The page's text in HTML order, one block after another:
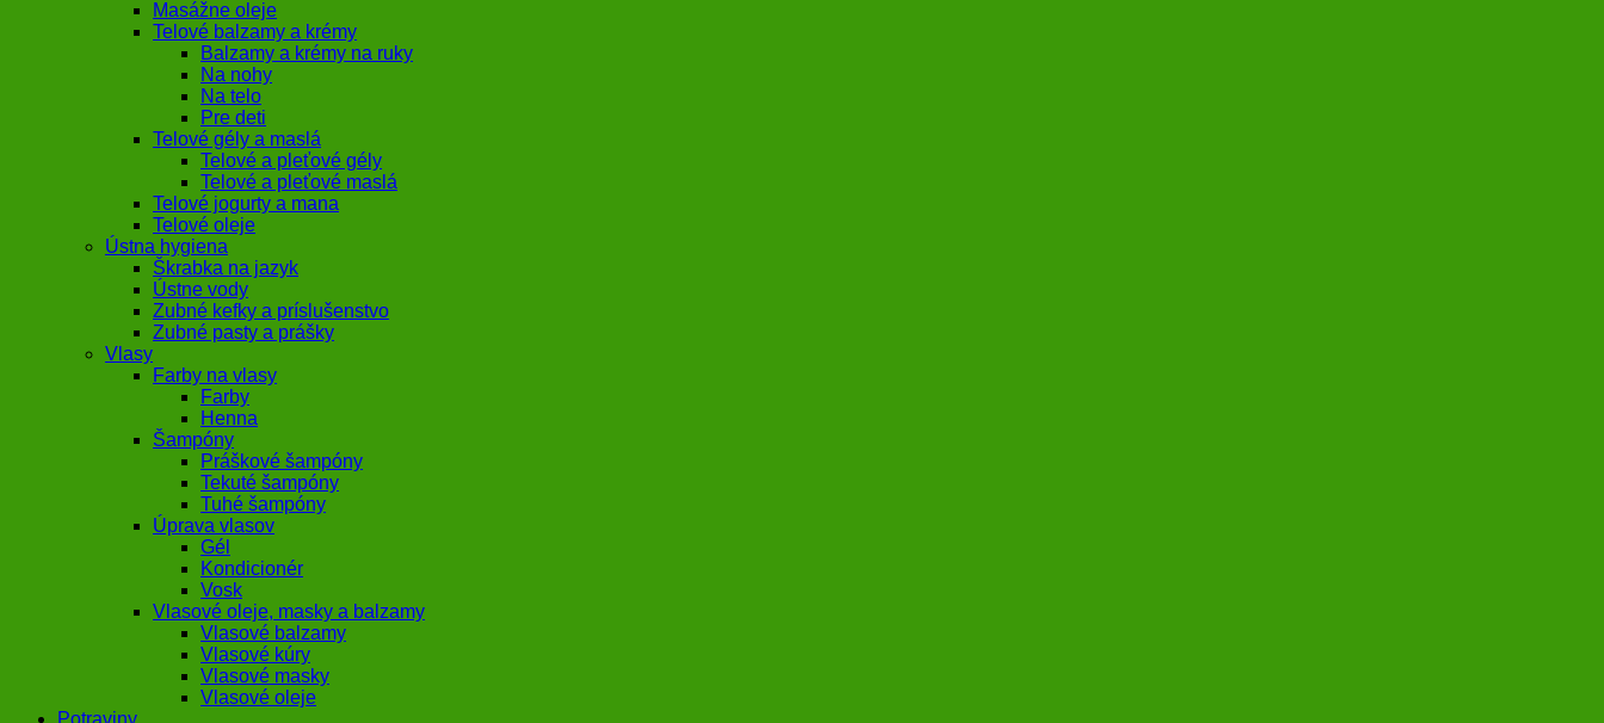
Masážne oleje
Telové balzamy a krémy
Balzamy a krémy na ruky
Na nohy
Na telo
Pre deti
Telové gély a maslá
Telové a pleťové gély
Telové a pleťové maslá
Telové jogurty a mana
Telové oleje
Ústna hygiena
Škrabka na jazyk
Ústne vody
Zubné kefky a príslušenstvo
Zubné pasty a prášky
Vlasy
Farby na vlasy
Farby
Henna
Šampóny
Práškové šampóny
Tekuté šampóny
Tuhé šampóny
Úprava vlasov
Gél
Kondicionér
Vosk
Vlasové oleje, masky a balzamy
Vlasové balzamy
Vlasové kúry
Vlasové masky
Vlasové oleje
Potraviny